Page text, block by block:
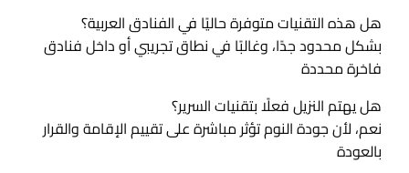
هل هذه التقنيات متوفرة حاليًا في الفنادق العربية؟
بشكل محدود جدًا، وغالبًا في نطاق تجريبي أو داخل فنادق
فاخرة محددة
هل يهتم النزيل فعلًا بتقنيات السرير؟
نعم، لأن جودة النوم تؤثر مباشرة على تقييم الإقامة والقرار
بالعودة